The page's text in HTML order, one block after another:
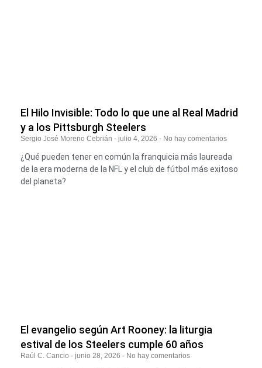
El Hilo Invisible: Todo lo que une al Real Madrid
y a los Pittsburgh Steelers
Sergio José Moreno Cebrián julio 4, 2026 No hay comentarios
¿Qué pueden tener en común la franquicia más laureada
de la era moderna de la NFL y el club de fútbol más exitoso
del planeta?
El evangelio según Art Rooney: la liturgia
estival de los Steelers cumple 60 años
Raúl C. Cancio junio 28, 2026 No hay comentarios